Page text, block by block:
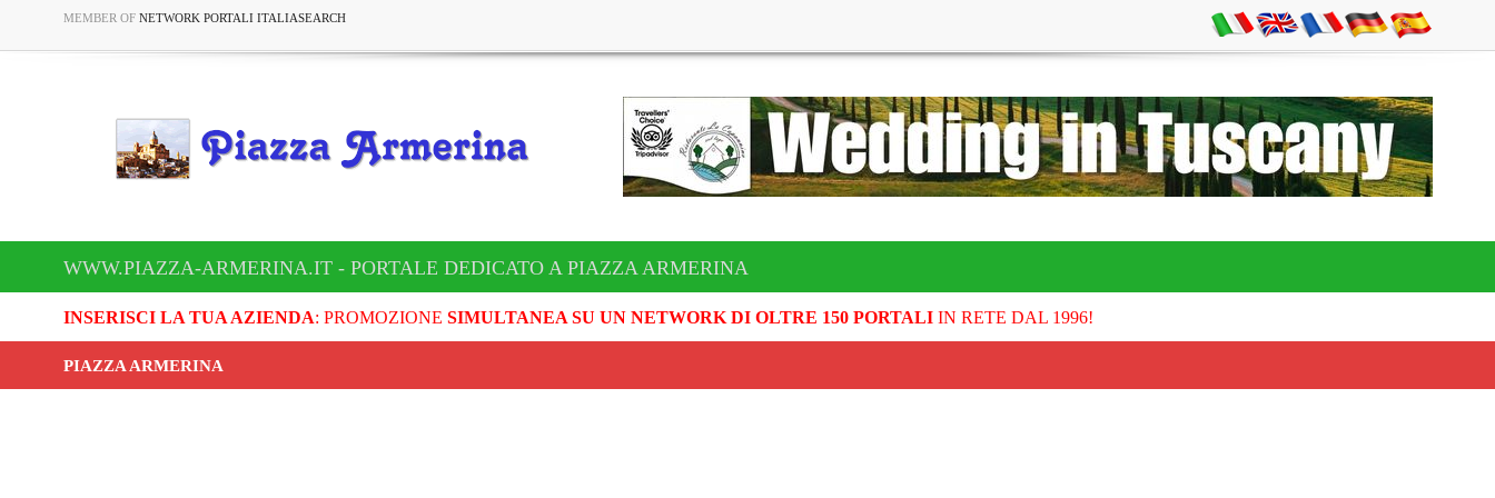
MEMBER OF NETWORK PORTALI ITALIASEARCH
WWW.PIAZZA-ARMERINA.IT - PORTALE DEDICATO A PIAZZA ARMERINA
INSERISCI LA TUA AZIENDA: PROMOZIONE SIMULTANEA SU UN NETWORK DI OLTRE 150 PORTALIIN RETE DAL 1996!
PIAZZA ARMERINA